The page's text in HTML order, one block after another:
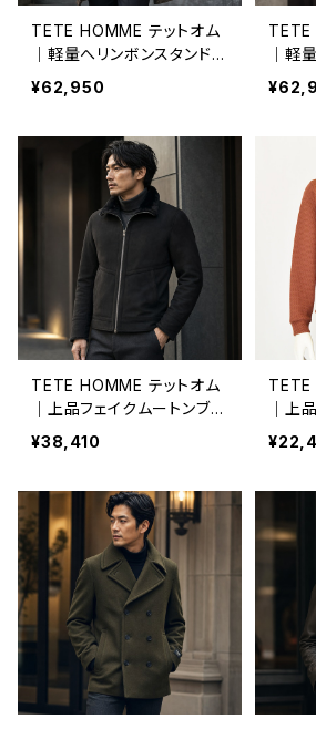
TETE HOMME テットオム
｜軽量へリンボンスタンドカ
ラーコート メンズ 1025691
031 ベージュ
¥62,950
TETE
｜軽
ラー
031
TETE HOMME テットオム
｜上品フェイクムートンブル
ゾン メンズ 1024613051 ブ
ラック
¥38,410
TETE
｜上
ズジャ